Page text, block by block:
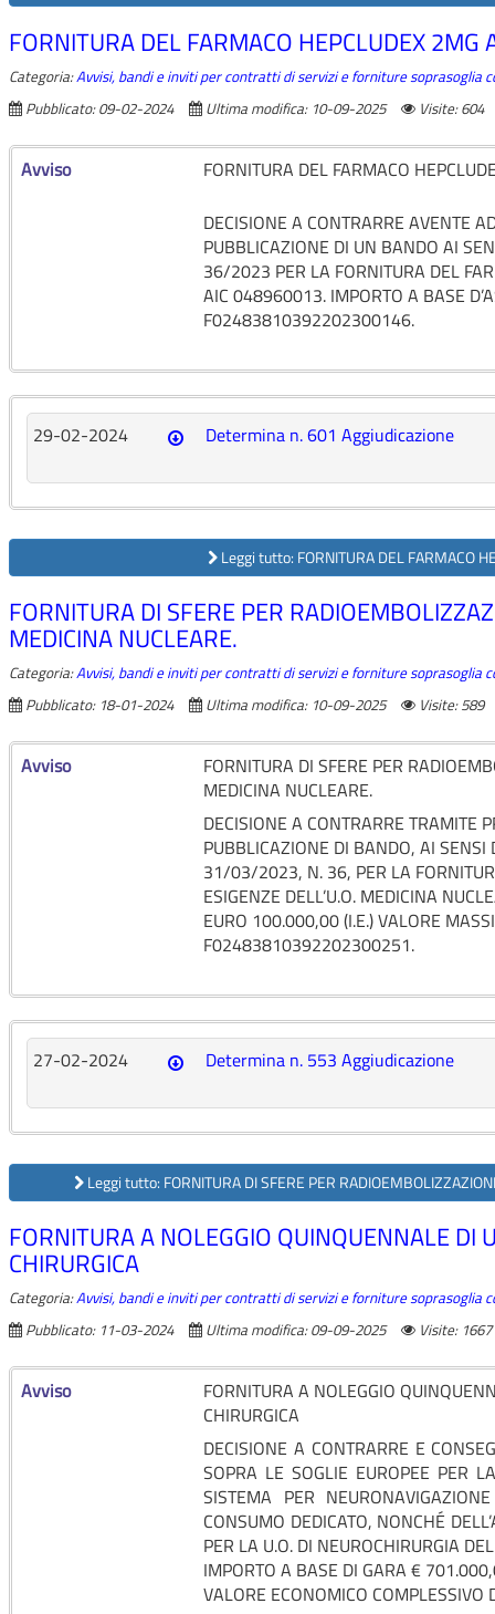
FORNITURA DEL FARMACO HEPCLUDEX
Categoria:Avvisi, bandi e inviti per contratti di servizi e forniture soprasoglia
Pubblicato: 09-02-2024
Ultima modifica: 10-09-2025 Visite: 604
Avviso
FORNITURA DEL FARMACO
DECISIONE A CONTRARRE AVENTE
PUBBLICAZIONE DI UN BANDO AI
36/2023 PER LA FORNITURA DEL
AIC 048960013. IMPORTO A BASE
F02483810392202300146.
29-02-2024 Determina n. 601 Aggiudicazione
Leggi tutto: FORNITURA DEL FARMACO
FORNITURA DI SFERE PER
MEDICINA NUCLEARE.
Categoria:Avvisi, bandi e inviti per contratti di servizi e forniture soprasoglia
Pubblicato: 18-01-2024
Ultima modifica: 10-09-2025 Visite: 589
Avviso
FORNITURA DI SFERE PER
MEDICINA NUCLEARE.
DECISIONE A CONTRARRE TRAMITE
PUBBLICAZIONE DI BANDO, AI SENSI
31/03/2023, N. 36, PER LA
ESIGENZE DELL’U.O. MEDICINA
EURO 100.000,00 (I.E.) VALORE
F02483810392202300251.
27-02-2024 Determina n. 553 Aggiudicazione
Leggi tutto: FORNITURA DI SFERE PER
FORNITURA A NOLEGGIO QUINQUENNALE DI
CHIRURGICA
Categoria:Avvisi, bandi e inviti per contratti di servizi e forniture soprasoglia
Pubblicato: 11-03-2024
Ultima modifica: 09-09-2025 Visite: 1667
Avviso
FORNITURA A NOLEGGIO
CHIRURGICA
DECISIONE A CONTRARRE E
SOPRA LE SOGLIE EUROPEE PER
SISTEMA PER
CONSUMO DEDICATO, NONCHÉ
PER LA U.O. DI NEUROCHIRURGIA
IMPORTO A BASE DI GARA €
VALORE ECONOMICO